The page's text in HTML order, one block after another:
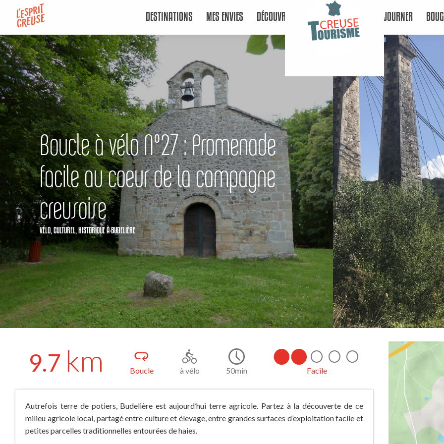
contenu
principal
DESTINATIONS MES ENVIES DÉCOUVRIR SÉJOURNER
Boucle à vélo N°27 : Promenade
facile au coeur de la campagne
creusoise
VÉLO, CULTUREL, HISTORIQUEÀ BUDELIÈRE
9.7 km Boucle à vélo 50min Facile
Autrefois terre de potiers, Budelière est aujourd’hui terre agricole. Partez à la découverte de ce
milieu agricole local, partagé entre culture et élevage, entre grandes surfaces d’exploitation facile et
petites parcelles traditionnelles entourées de haies.